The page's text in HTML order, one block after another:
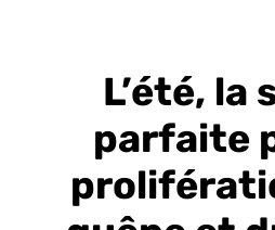
L’été, la
parfaite